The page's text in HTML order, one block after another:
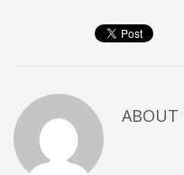
ABOUT